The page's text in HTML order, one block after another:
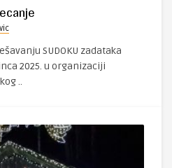
SUDOKU zadataka
2025. u organizaciji
..